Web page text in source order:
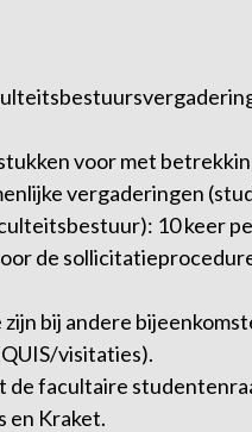
voor met
vergaderingen
10 keer
de
bij andere
visitaties).
facultaire
en Kraket.